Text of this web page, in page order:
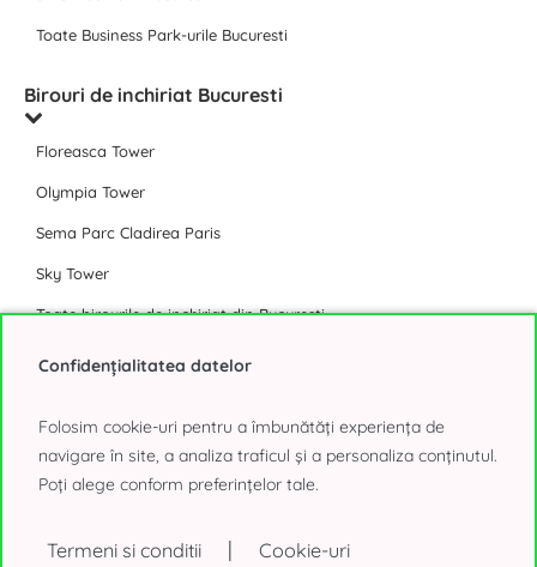
Toate Business Park-urile Bucuresti
Birouri de inchiriat Bucuresti
Floreasca Tower
Olympia Tower
Sema Parc Cladirea Paris
Sky Tower
Toate birourile de inchiriat din Bucuresti
Parc Industrial
Eli Park Chitila
Logicor Mogosoaia
P3 Logistic Park
Confidențialitatea datelor
Folosim cookie-uri pentru a îmbunătăți experiența de
navigare în site, a analiza traficul și a personaliza conținutul.
Poți alege conform preferințelor tale.
Termeni si conditii | Cookie-uri